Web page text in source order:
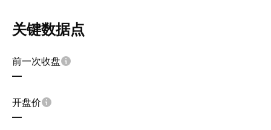
关键数据点
前一次收盘
—
开盘价
—